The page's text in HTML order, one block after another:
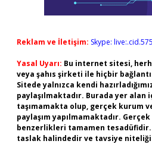
Reklam ve İletişim: Skype:
Yasal Uyarı: Bu internet sitesi,
veya şahıs şirketi ile hiçbir
Sitede yalnızca kendi
paylaşılmaktadır. Burada yer
taşımamakta olup, gerçek kurum
paylaşım yapılmamaktadır.
benzerlikleri tamamen
taslak halindedir ve tavsiye niteliği